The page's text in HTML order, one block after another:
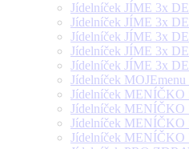
Jídelníček JÍME 3x
Jídelníček JÍME 3x
Jídelníček JÍME 3x
Jídelníček JÍME 3x
Jídelníček JÍME 3x
Jídelníček MOJEmenu
Jídelníček MENÍČKO
Jídelníček MENÍČKO
Jídelníček MENÍČKO
Jídelníček MENÍČKO